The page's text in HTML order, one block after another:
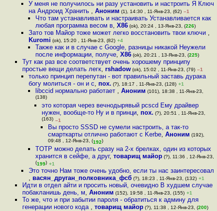
У меня не получилось ни разу установить и настроить Я Ключ
на Андроид Хранить ,Аноним (1), 14:30 , 11-Янв-23, (62) –1
Что там устанавливать и настраивать Устанавливается как
любая программа весом в, X86(ok), 20:24 , 13-Янв-23, (226)
Зато тов Майор тоже может легко восстановить твои ключи ,
Kuromi (ok), 15:20 , 11-Янв-23, (82) +4
Также как и в случае с Google, разницы никакой Неужели
после информации, получе, X86(ok), 20:21 , 13-Янв-23, (225)
Тут как раз все соответствует очень хорошему принципу
простые вещи делать легк, rshadow(ok), 15:02 , 11-Янв-23, (79) –1
только принцип перепутан - вот правильный заставь дурака
богу молиться - он и с, пох. (?), 18:17 , 11-Янв-23, (128) +1
libccid нормально работает , Аноним (101), 18:38 , 11-Янв-23,
(138)
это которая через вечнодырявый pcscd Ему драйвер
нужен, вообще-то Ну и в принци, пох. (?), 20:51 , 11-Янв-23,
(163) –1
Вы просто SSSD не сумели настроить, а так-то
смарткарты отлично работают с Kerbe,Аноним (192),
09:48 , 12-Янв-23, (192)
TOTP можно делать сразу на 2-х брелках, один из которых
хранится в сейфе, а друг, товарищ майор(?), 11:36 , 12-Янв-23,
(199) +1
Это точно Нам тоже очень удобно, если ты нас заинтересовал
, васян_друган_полковника_фсб (?), 18:23 , 11-Янв-23, (132) +1
Идти в отдел айти и просить новый, очевидно В худшем случае
побакланишь день, м, Аноним (152), 19:58 , 11-Янв-23, (155) +1
То же, что и при забытии пароля - обратиться к админу для
генерации нового кода , товарищ майор(?), 11:38 , 12-Янв-23, (200)